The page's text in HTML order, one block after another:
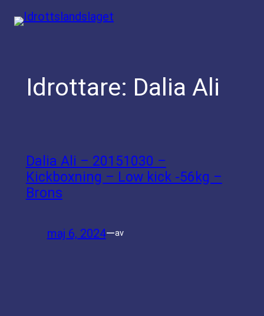
Hoppa
Idrottare: Dalia Ali
Dalia Ali – 20151030 –
Kickboxning – Low kick -56kg –
Brons
maj 6, 2024—av